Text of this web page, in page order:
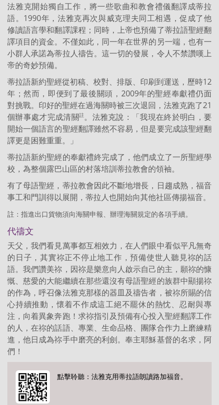
法雅克開始獨自工作，將一些歌曲和教會禮儀翻譯成蒂拉
語。1990年，法雅克再次與威克理夫同工相遇，促成了他
修讀語言學和翻譯課程；同時，上帝也預備了蒂拉語聖經翻
譯項目的資金。不僅如此，同一年在世界的另一端，也有一
小群人承諾為蒂拉人禱告。這一切的發展，令人不禁讚嘆上
帝的奇妙預備。
蒂拉語新約聖經從初稿、校對、排版、印刷到運送，歷時12
年；然而，即便到了最後關頭，2009年的聖經奉獻禮仍面
對挑戰。印好的聖經在過海關時被三次退回，法雅克跑了21
個辦事處才完成清關註。法雅克說：「我現在終於明白，要
開始一個語言的聖經翻譯雖然不容易，但是要完成該聖經翻
譯更是困難重重。」
蒂拉語新約聖經的奉獻禮終完成了，他們成立了一所聖經學
校，為整個露巴山區的村落培訓蒂拉教會的領袖。
有了母語聖經，蒂拉教會因此不斷地增長，日趨成熟，福音
事工和門訓得以展開，蒂拉人也開始向其他社區傳揚福音。
註：指進出口貨物須向海關申報、辦理海關規定的各項手續。
代禱文
天父，我們看見萬事都互相效力，在人們眼中看似平凡無奇
的日子，其實祢正不停止地工作，預備使世人聽見祢的話
語。我們讚美祢，因祢是樂意向人啟示自己的主，願祢的慷
慨、慈愛的大能繼續在那些還沒有母語聖經的族群中顯揚祢
的作為，呼召像法雅克那樣的器皿及禱告者，被祢所賜的信
心持續推動，懷着不作成這工絕不罷休的熱忱、忍耐與專
注，向着異象奔跑！求祢指引及預備有心投入聖經翻譯工作
的人，在祢的話語、專業、生命品格、團隊合作力上磨練精
進，他日成為祢手中磨亮的利劍。奉主耶穌基督的名求，阿
們！
點擊聆聽：法雅克用蒂拉語朗讀路加福音。